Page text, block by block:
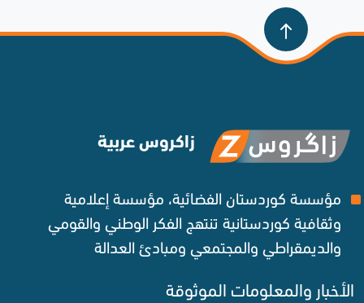
زاكروس عربية
مؤسسة كوردستان الفضائية، مؤسسة إعلامية
وثقافية كوردستانية تنتهج الفكر الوطني والقومي
والديمقراطي والمجتمعي ومبادئ العدالة ‌
الأخبار والمعلومات الموثوقة‌